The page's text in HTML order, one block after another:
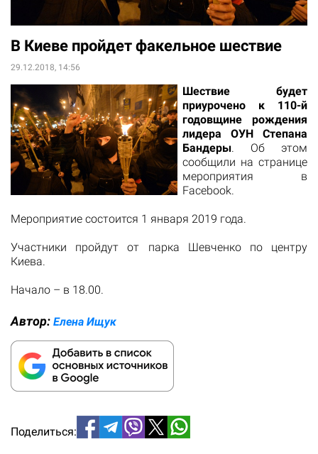
В Киеве пройдет факельное шествие
29.12.2018, 14:56
Шествие будет
приурочено к 110-й
годовщине рождения
лидера ОУН Степана
Бандеры. Об этом
сообщили на странице
мероприятия в
Facebook.
Мероприятие состоится 1 января 2019 года.
Участники пройдут от парка Шевченко по центру
Киева.
Начало – в 18.00.
Автор: Елена Ищук
Поделиться: